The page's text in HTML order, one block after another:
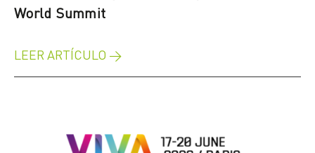
World Summit
LEER ARTÍCULO →